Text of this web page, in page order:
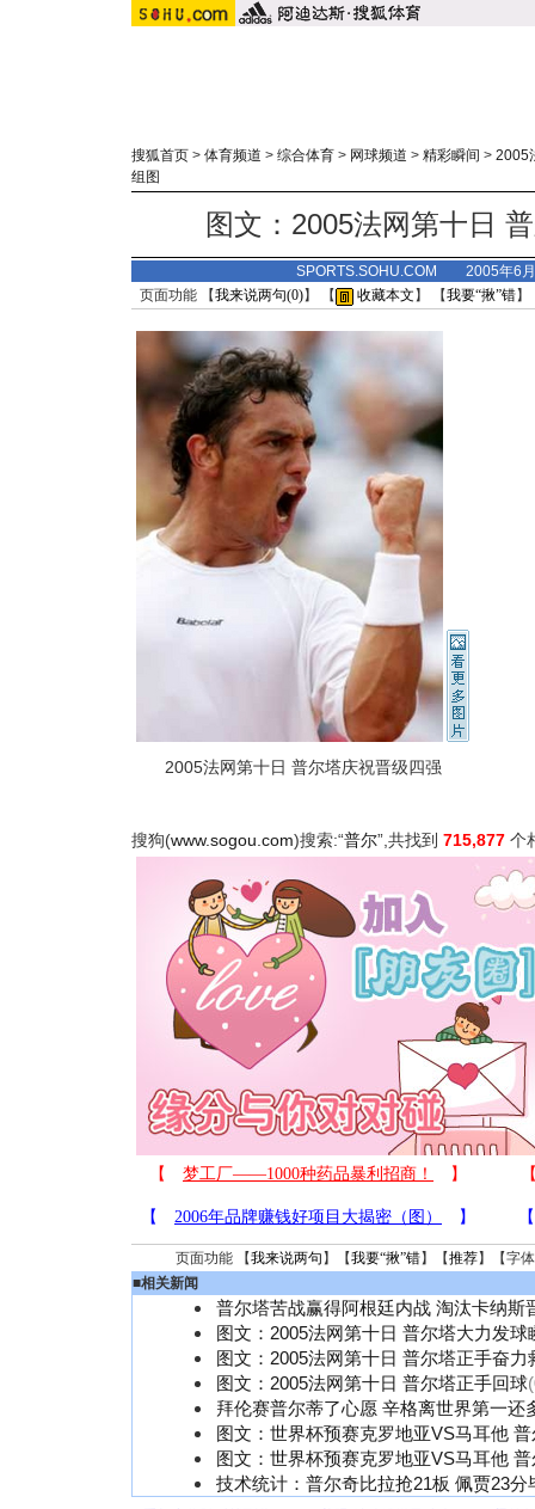
搜狐首页 > 体育频道 > 综合体育 > 网球频道 > 精彩瞬间 > 2005
组图
图文：2005法网第十日
SPORTS.SOHU.COM 2005年6
页面功能 【我来说两句(0)】 【 收藏本文 】 【我要“揪”错】
2005法网第十日 普尔塔庆祝晋级四强
搜狗(www.sogou.com)搜索:“普尔”,共找到 715,877 个
页面功能 【我来说两句 】【我要“揪”错】【推荐】【字
■相关新闻
普尔塔苦战赢得阿根廷内战 淘汰卡纳斯
图文：2005法网第十日 普尔塔大力发球
图文：2005法网第十日 普尔塔正手奋力
图文：2005法网第十日 普尔塔正手回球
拜伦赛普尔蒂了心愿 辛格离世界第一还
图文：世界杯预赛克罗地亚VS马耳他
图文：世界杯预赛克罗地亚VS马耳他
技术统计：普尔奇比拉抢21板 佩贾23分